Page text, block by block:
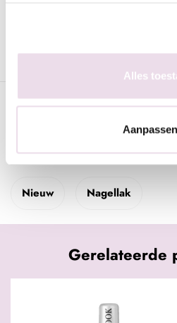
Alles
Aanpassen
Specificaties
Gerelateerde pagina's
Nieuw Nagellak
Gerelateerde